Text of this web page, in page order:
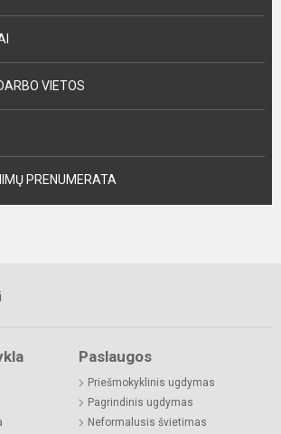
VIETOS
PRENUMERATA
Paslaugos
Priešmokyklinis ugdymas
Pagrindinis ugdymas
Neformalusis švietimas